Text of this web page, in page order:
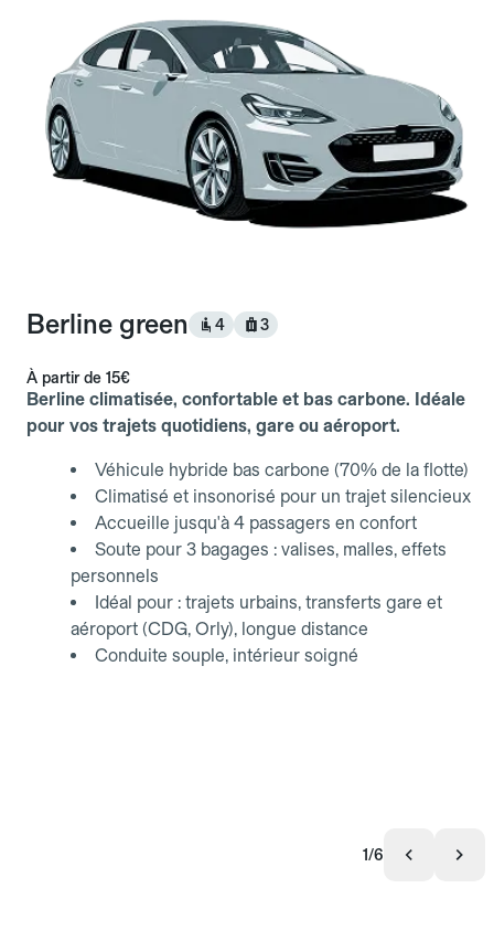
Berline green 4 3
À partir de 15€
Berline climatisée, confortable et bas carbone. Idéale
pour vos trajets quotidiens, gare ou aéroport.
Véhicule hybride bas carbone (70% de la flotte)
Climatisé et insonorisé pour un trajet silencieux
Accueille jusqu'à 4 passagers en confort
Soute pour 3 bagages : valises, malles, effets
personnels
Idéal pour : trajets urbains, transferts gare et
aéroport (CDG, Orly), longue distance
Conduite souple, intérieur soigné
1/6